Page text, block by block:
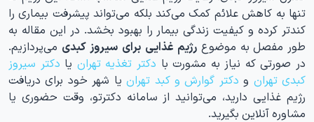
تنها به کاهش علائم کمک می‌کند بلکه می‌تواند پیشرفت بیماری را
کندتر کرده و کیفیت زندگی بیمار را بهبود بخشد. در این مقاله به
طور مفصل به موضوع رژیم غذایی برای سیروز کبدی می‌پردازیم.
در صورتی که نیاز به مشورت با دکتر تغذیه تهران یا دکتر سیروز
کبدی تهران و دکتر گوارش و کبد تهرانیا شهر خود برای دریافت
رژیم غذایی دارید، می‌توانید از سامانه دکترتو، وقت حضوری یا
مشاوره آنلاین بگیرید.